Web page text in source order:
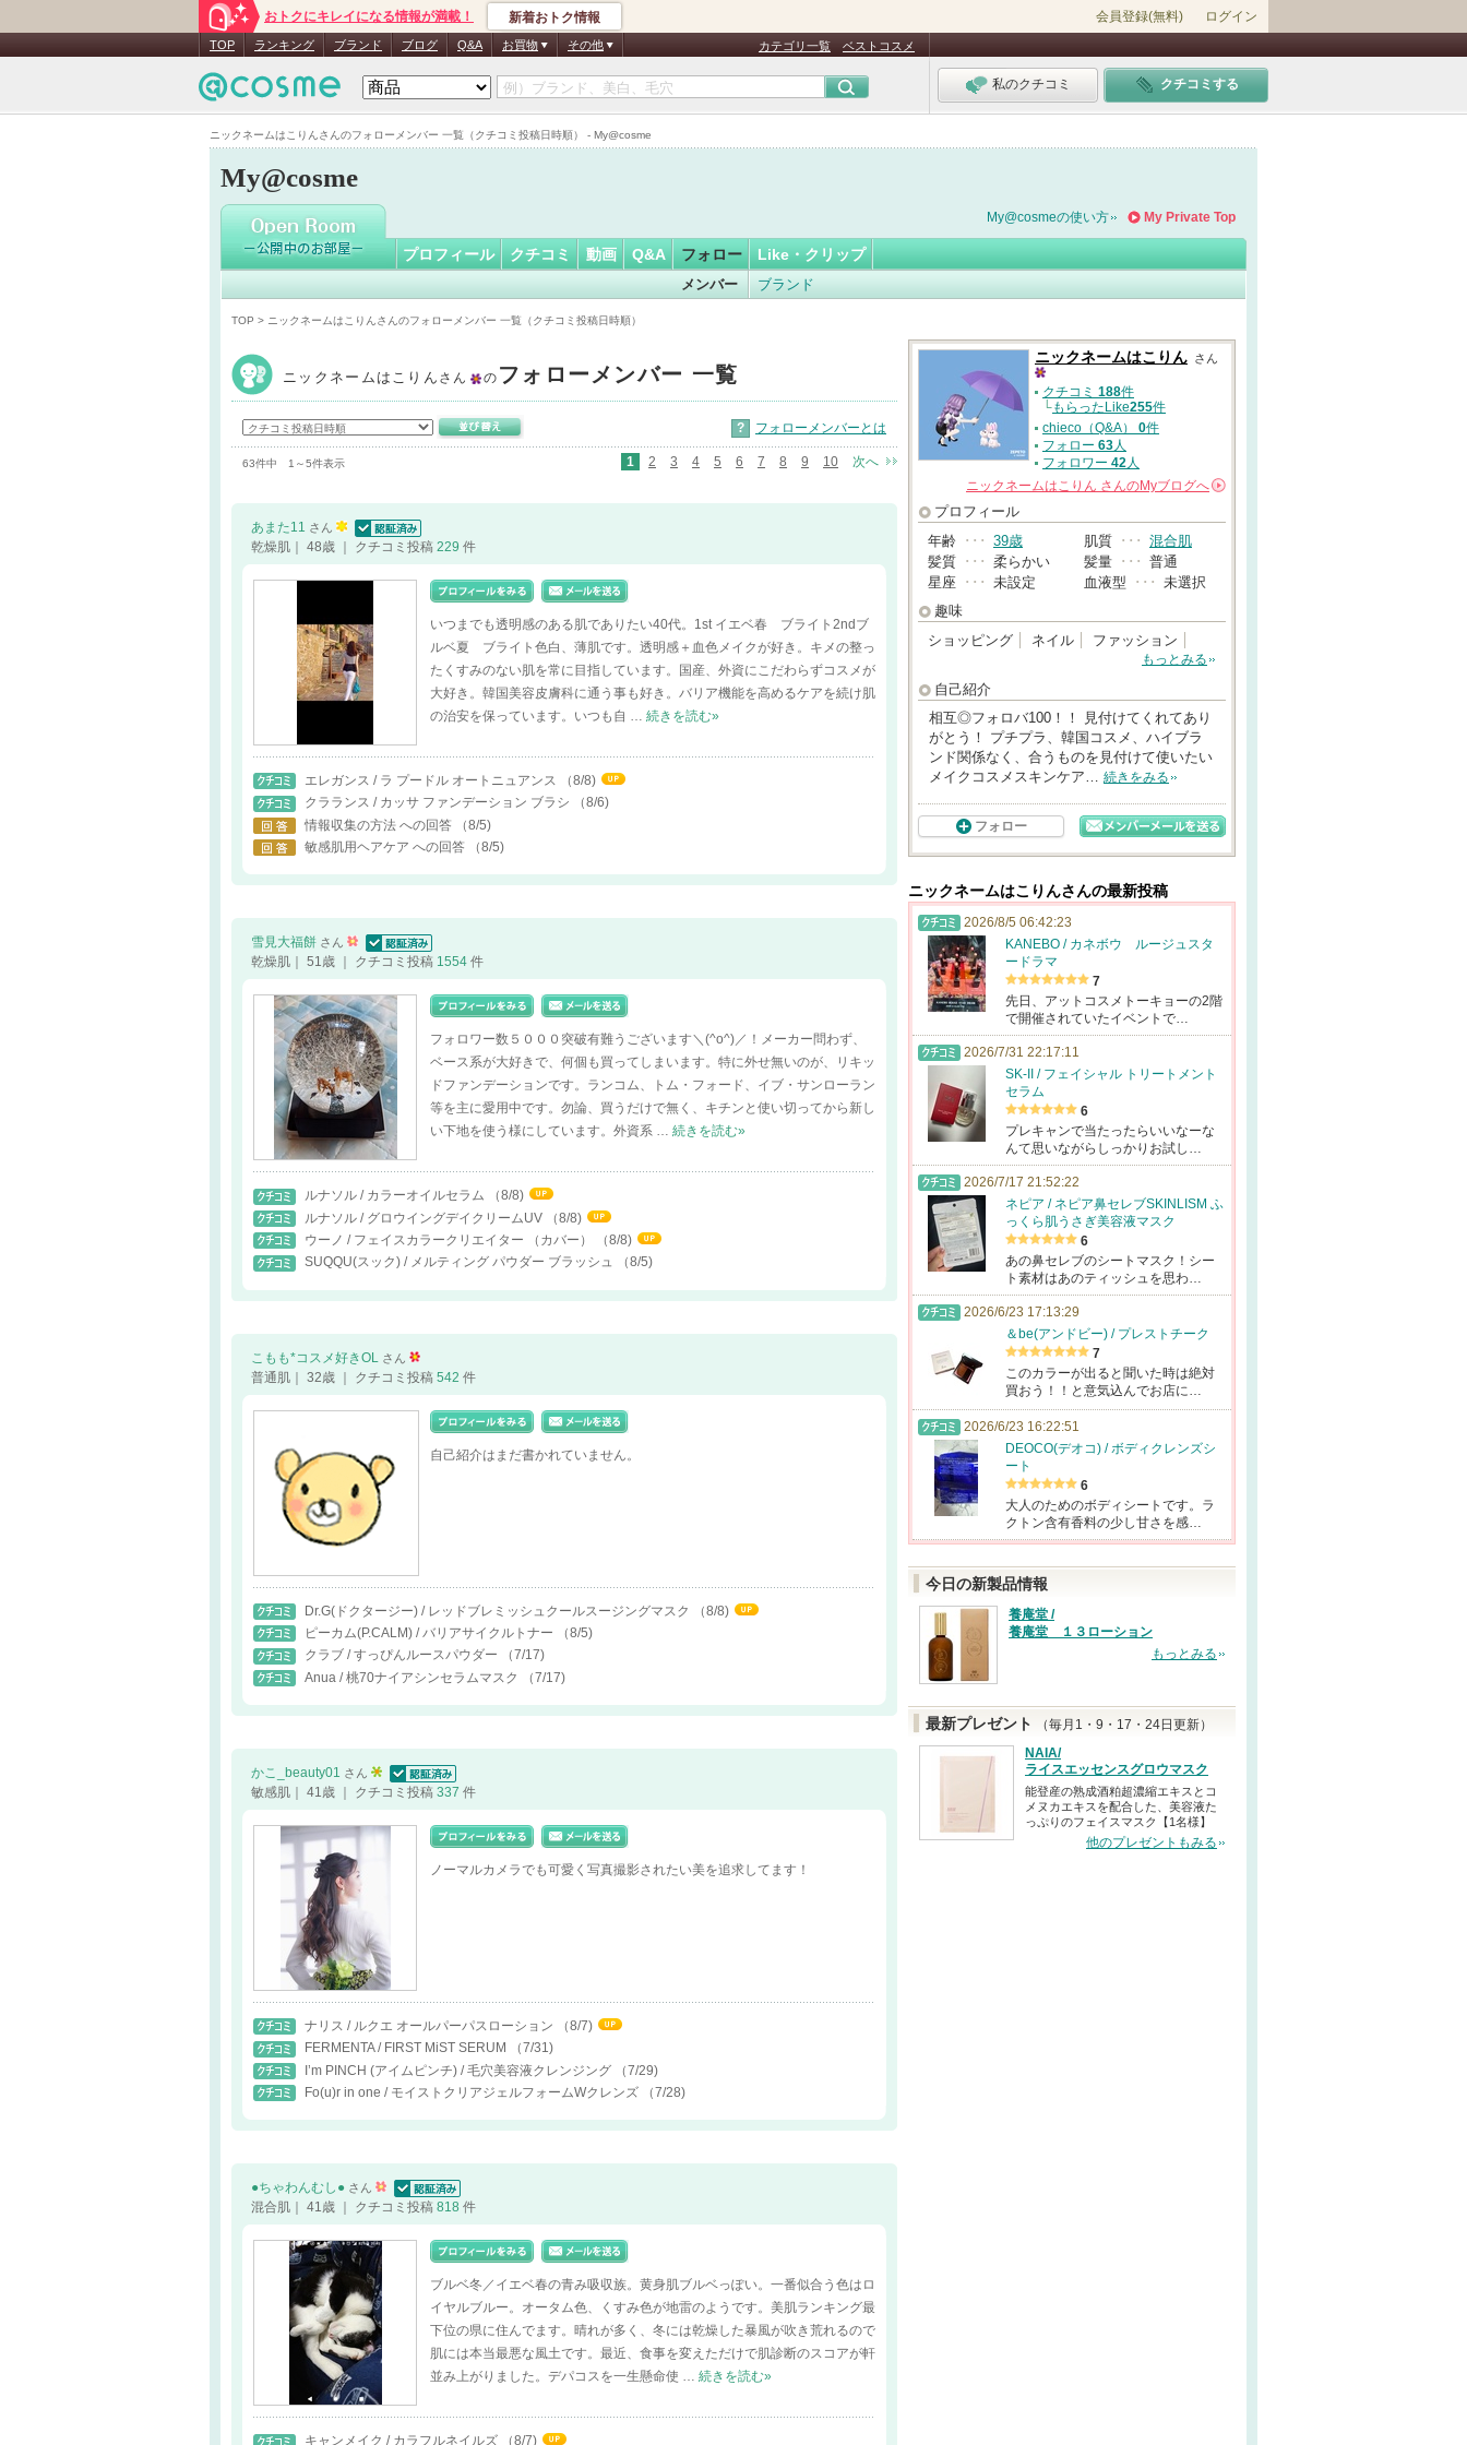
ニックネームはこりんさんのフォローメンバー 一覧（クチコミ投稿日時順） - My@cosme
おトクにキレイになる情報が満載！ 新着おトク情報 会員登録(無料) ログイン
TOP ランキング ブランド ブログ Q&A お買物 その他 カテゴリ一覧 ベストコスメ
私のクチコミ クチコミする
My@cosme
ニックネームはこ…さん
My Private Top
My@cosmeの使い方
プロフィール クチコミ 動画 Q&A フォロー
メンバー ブランド
Like・クリップ
TOP > ニックネームはこりんさんのフォローメンバー 一覧（クチコミ投稿日時順）
ニックネームはこりん さん の フォローメンバー 一覧
? フォローメンバーとは
63件中 1～5件表示 1 2 3 4 5 6 7 8 9 10 次へ
あまた11 さん
認証済
乾燥肌｜ 48歳 ｜ クチコミ投稿 229 件
いつまでも透明感のある肌でありたい40代。1st イエベ春 ブライト2ndブ
ルベ夏 ブライト色白、薄肌です。透明感＋血色メイクが好き。キメの整っ
たくすみのない肌を常に目指しています。国産、外資にこだわらずコスメが
大好き。韓国美容皮膚科に通う事も好き。バリア機能を高めるケアを続け肌
の治安を保っています。いつも自 … 続きを読む»
エレガンス / ラ プードル オートニュアンス
（8/8)
クラランス / カッサ ファンデーション ブラシ
（8/6)
情報収集の方法 への回答
（8/5)
敏感肌用ヘアケア への回答
（8/5)
雪見大福餅 さん
認証済
乾燥肌｜ 51歳 ｜ クチコミ投稿 1554 件
フォロワー数５０００突破有難うございます＼(^o^)／！メーカー問わず、
ベース系が大好きで、何個も買ってしまいます。特に外せ無いのが、リキッ
ドファンデーションです。ランコム、トム・フォード、イブ・サンローラン
等を主に愛用中です。勿論、買うだけで無く、キチンと使い切ってから新し
い下地を使う様にしています。外資系 … 続きを読む»
ルナソル / カラーオイルセラム
（8/8)
ルナソル / グロウイングデイクリームUV
（8/8)
ウーノ / フェイスカラークリエイター （カバー）
（8/8)
SUQQU(スック) / メルティング パウダー ブラッシュ
（8/5)
こもも*コスメ好きOL さん
普通肌｜ 32歳 ｜ クチコミ投稿 542 件
自己紹介はまだ書かれていません。
Dr.G(ドクタージー) / レッドブレミッシュクールスージングマスク
（8/8)
ピーカム(P.CALM) / バリアサイクルトナー
（8/5)
クラブ / すっぴんルースパウダー
（7/17)
Anua / 桃70ナイアシンセラムマスク
（7/17)
かこ_beauty01 さん
認証済
敏感肌｜ 41歳 ｜ クチコミ投稿 337 件
ノーマルカメラでも可愛く写真撮影されたい美を追求してます！
ナリス / ルクエ オールパーパスローション
（8/7)
FERMENTA / FIRST MiST SERUM
（7/31)
I’m PINCH (アイムピンチ) / 毛穴美容液クレンジング
（7/29)
Fo(u)r in one / モイストクリアジェルフォームWクレンズ
（7/28)
●ちゃわんむし● さん
認証済
混合肌｜ 41歳 ｜ クチコミ投稿 818 件
ブルベ冬／イエベ春の青み吸収族。黄身肌ブルベっぽい。一番似合う色はロ
イヤルブルー。オータム色、くすみ色が地雷のようです。美肌ランキング最
下位の県に住んでます。晴れが多く、冬には乾燥した暴風が吹き荒れるので
肌には本当最悪な風土です。最近、食事を変えただけで肌診断のスコアが軒
並み上がりました。デパコスを一生懸命使 … 続きを読む»
キャンメイク / カラフルネイルズ
（8/7)
ニックネームはこりん さん
クチコミ 188件
└もらったLike255件
chieco（Q&A） 0件
フォロー 63人
フォロワー 42人
ニックネームはこりん さんのMyブログへ
プロフィール
年齢 ･･･ 39歳 肌質 ･･･ 混合肌
髪質 ･･･ 柔らかい 髪量 ･･･ 普通
星座 ･･･ 未設定 血液型 ･･･ 未選択
趣味
ショッピング
ネイル ファッション
もっとみる
自己紹介
相互◎フォロバ100！！ 見付けてくれてあり
がとう！ プチプラ、韓国コスメ、ハイブラ
ンド関係なく、合うものを見付けて使いたい
メイクコスメスキンケア… 続きをみる
フォロー
ニックネームはこりんさんの最新投稿
2026/8/5 06:42:23
KANEBO / カネボウ ルージュスタ
ードラマ
7
先日、アットコスメトーキョーの2階
で開催されていたイベントで…
2026/7/31 22:17:11
SK-II / フェイシャル トリートメント
セラム
6
プレキャンで当たったらいいなーな
んて思いながらしっかりお試し…
2026/7/17 21:52:22
ネピア / ネピア鼻セレブSKINLISM ふ
っくら肌うさぎ美容液マスク
6
あの鼻セレブのシートマスク！シー
ト素材はあのティッシュを思わ…
2026/6/23 17:13:29
＆be(アンドビー) / プレストチーク
7
このカラーが出ると聞いた時は絶対
買おう！！と意気込んでお店に…
2026/6/23 16:22:51
DEOCO(デオコ) / ボディクレンズシ
ート
6
大人のためのボディシートです。ラ
クトン含有香料の少し甘さを感…
今日の新製品情報
養庵堂 /
養庵堂 １３ローション
もっとみる
最新プレゼント
（毎月1・9・17・24日更新）
NAIA/
ライスエッセンスグロウマスク
能登産の熟成酒粕超濃縮エキスとコ
メヌカエキスを配合した、美容液た
っぷりのフェイスマスク【1名様】
他のプレゼントもみる